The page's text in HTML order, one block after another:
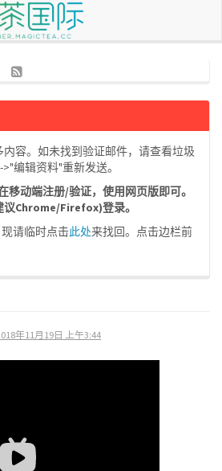
内容。如未找到验证邮件，请查看垃圾
编辑资料"重新发送。
移动端注册/验证，使用网页版即可。
Chrome/Firefox)登录。
请临时点击此处来找回。点击边栏前
年11月19日 上午3:44